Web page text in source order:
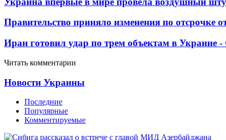
Правительство приняло изменения по отсрочке
Иран готовил удар по трем объектам в
Читать комментарии
Новости Украины
Последние
Популярные
Комментируемые